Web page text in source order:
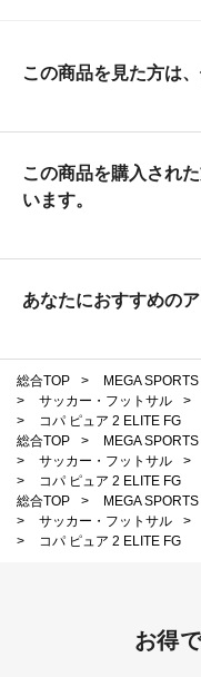
この商品を見た方は
この商品を購入され
います。
あなたにおすすめの
総合TOP > MEGA SPORTS
>
サッカー・フットサル >
>
コパ ピュア 2 ELITE FG
総合TOP
> MEGA SPORTS
>
サッカー・フットサル >
>
コパ ピュア 2 ELITE FG
総合TOP
> MEGA SPORTS
>
サッカー・フットサル >
>
コパ ピュア 2 ELITE FG
お得